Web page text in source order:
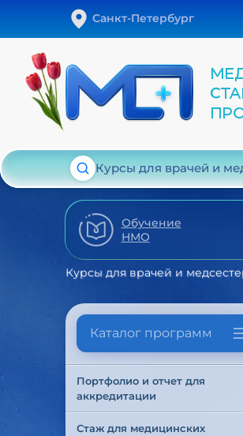
Санкт-Петербург
Курсы для врачей и
Обучение
НМО
Курсы для врачей и
Каталог программ
Портфолио и отчет для
аккредитации
Стаж для медицинских